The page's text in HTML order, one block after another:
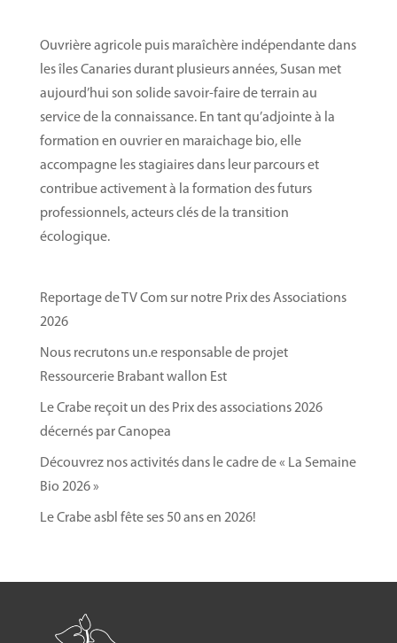
Ouvrière agricole puis maraîchère indépendante dans
les îles Canaries durant plusieurs années, Susan met
aujourd’hui son solide savoir-faire de terrain au
service de la connaissance. En tant qu’adjointe à la
formation en ouvrier en maraichage bio, elle
accompagne les stagiaires dans leur parcours et
contribue activement à la formation des futurs
professionnels, acteurs clés de la transition
écologique.
Reportage de TV Com sur notre Prix des Associations
2026
Nous recrutons un.e responsable de projet
Ressourcerie Brabant wallon Est
Le Crabe reçoit un des Prix des associations 2026
décernés par Canopea
Découvrez nos activités dans le cadre de « La Semaine
Bio 2026 »
Le Crabe asbl fête ses 50 ans en 2026!